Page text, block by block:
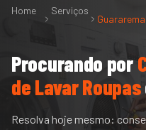
Home Serviços
Guararema
Procurando por
de Lavar Roupas
Resolva hoje mesmo: